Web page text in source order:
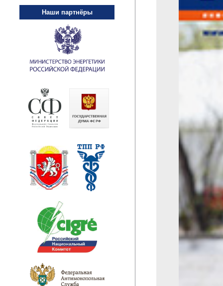
Наши партнёры